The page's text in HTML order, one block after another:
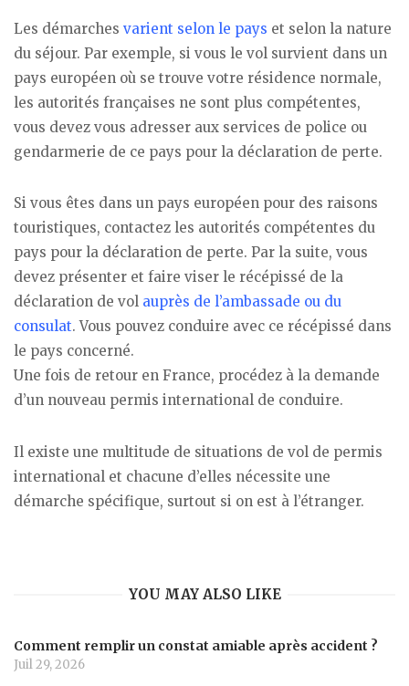
Les démarches varient selon le pays et selon la nature
du séjour. Par exemple, si vous le vol survient dans un
pays européen où se trouve votre résidence normale,
les autorités françaises ne sont plus compétentes,
vous devez vous adresser aux services de police ou
gendarmerie de ce pays pour la déclaration de perte.
Si vous êtes dans un pays européen pour des raisons
touristiques, contactez les autorités compétentes du
pays pour la déclaration de perte. Par la suite, vous
devez présenter et faire viser le récépissé de la
déclaration de vol auprès de l’ambassade ou du
consulat. Vous pouvez conduire avec ce récépissé dans
le pays concerné.
Une fois de retour en France, procédez à la demande
d’un nouveau permis international de conduire.
Il existe une multitude de situations de vol de permis
international et chacune d’elles nécessite une
démarche spécifique, surtout si on est à l’étranger.
YOU MAY ALSO LIKE
Comment remplir un constat amiable après accident ?
Juil 29, 2026